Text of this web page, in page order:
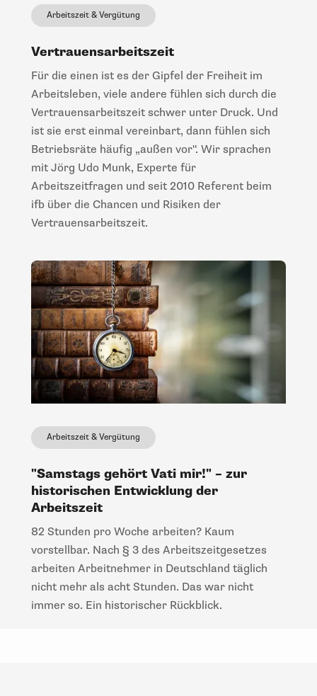
Arbeitszeit & Vergütung
Vertrauensarbeitszeit
Für die einen ist es der Gipfel der Freiheit im
Arbeitsleben, viele andere fühlen sich durch die
Vertrauensarbeitszeit schwer unter Druck. Und
ist sie erst einmal vereinbart, dann fühlen sich
Betriebsräte häufig „außen vor". Wir sprachen
mit Jörg Udo Munk, Experte für
Arbeitszeitfragen und seit 2010 Referent beim
ifb über die Chancen und Risiken der
Vertrauensarbeitszeit.
Arbeitszeit & Vergütung
"Samstags gehört Vati mir!" – zur
historischen Entwicklung der
Arbeitszeit
82 Stunden pro Woche arbeiten? Kaum
vorstellbar. Nach § 3 des Arbeitszeitgesetzes
arbeiten Arbeitnehmer in Deutschland täglich
nicht mehr als acht Stunden. Das war nicht
immer so. Ein historischer Rückblick.